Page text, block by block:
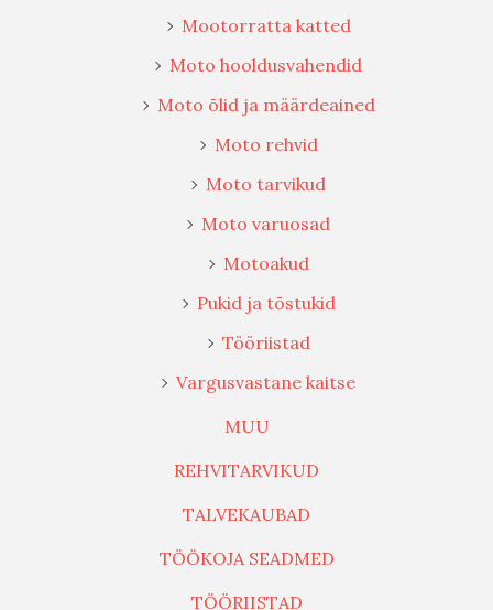
Mootorratta katted
Moto hooldusvahendid
Moto õlid ja määrdeained
Moto rehvid
Moto tarvikud
Moto varuosad
Motoakud
Pukid ja tõstukid
Tööriistad
Vargusvastane kaitse
MUU
REHVITARVIKUD
TALVEKAUBAD
TÖÖKOJA SEADMED
TÖÖRIISTAD